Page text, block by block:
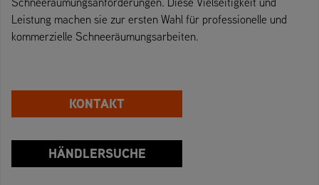
Leistung machen sie zur ersten Wahl für professionelle und
kommerzielle Schneeräumungsarbeiten.
KONTAKT
HÄNDLERSUCHE